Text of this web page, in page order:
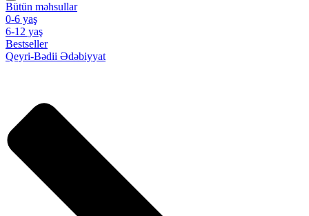
Bütün məhsullar
0-6 yaş
6-12 yaş
Bestseller
Qeyri-Bədii Ədəbiyyat